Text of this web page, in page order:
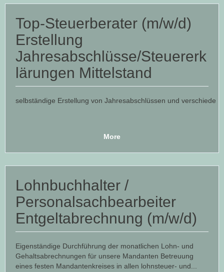
Top-Steuerberater (m/w/d)
Erstellung
Jahresabschlüsse/Steuererk
lärungen Mittelstand
selbständige Erstellung von Jahresabschlüssen und
More
Lohnbuchhalter /
Personalsachbearbeiter
Entgeltabrechnung (m/w/d)
Eigenständige Durchführung der monatlichen Lohn- und
Gehaltsabrechnungen für unsere Mandanten Betreuung
eines festen Mandantenkreises in allen lohnsteuer- und...